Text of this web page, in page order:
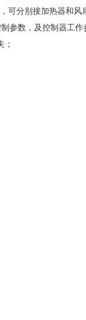
可分别接加热器和风
参数，及控制器工作
；